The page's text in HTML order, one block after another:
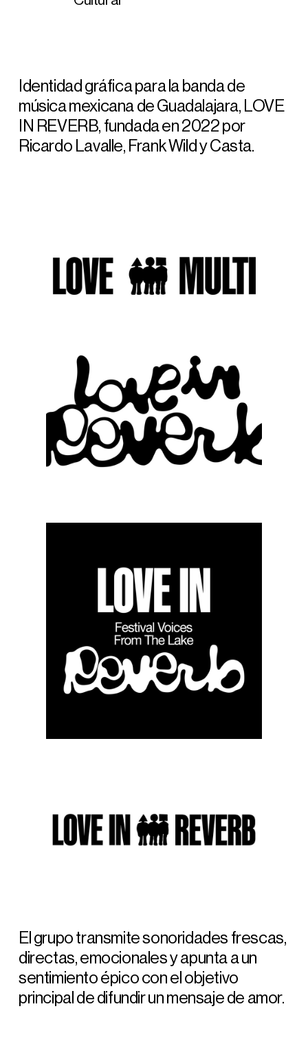
Identidad gráfica para la banda de
música mexicana de Guadalajara, LOVE
IN REVERB, fundada en 2022 por
Ricardo Lavalle, Frank Wild y Casta.
El grupo transmite sonoridades frescas,
directas, emocionales y apunta a un
sentimiento épico con el objetivo
principal de difundir un mensaje de amor.